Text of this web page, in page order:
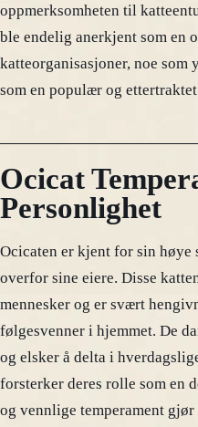
oppmerksomheten til
ble endelig anerkjent som en
katteorganisasjoner, noe som
som en populær og
Ocicat
Personlighet
Ocicaten er kjent for sin
overfor sine eiere. Disse
mennesker og er svært
følgesvenner i hjemmet. De
og elsker å delta i
forsterker deres rolle som en
og vennlige temperament